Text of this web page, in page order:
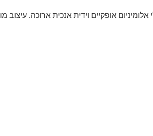
אופקיים וידית אנכית ארוכה. עיצוב